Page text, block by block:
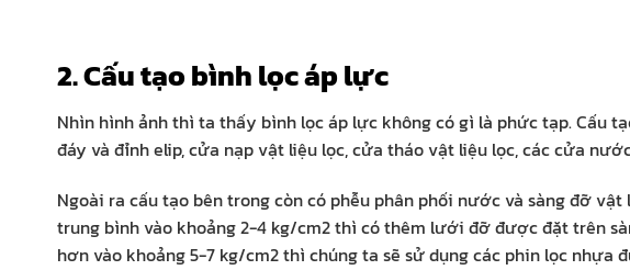
2. Cấu tạo bình lọc áp lực
Nhìn hình ảnh thì ta thấy bình lọc áp lực không có gì là phức tạp. Cấu
đáy và đỉnh elip, cửa nạp vật liệu lọc, cửa tháo vật liệu lọc, các cửa
Ngoài ra cấu tạo bên trong còn có phễu phân phối nước và sàng đỡ
trung bình vào khoảng 2-4 kg/cm2 thì có thêm lưới đỡ được đặt trên
hơn vào khoảng 5-7 kg/cm2 thì chúng ta sẽ sử dụng các phin lọc nhựa